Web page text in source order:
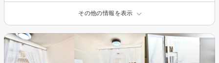
その他の情報を表示